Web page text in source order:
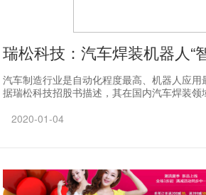
瑞松科技：汽车焊装机器人“
汽车制造行业是自动化程度最高、机器人应用
据瑞松科技招股书描述，其在国内汽车焊装
2020-01-04